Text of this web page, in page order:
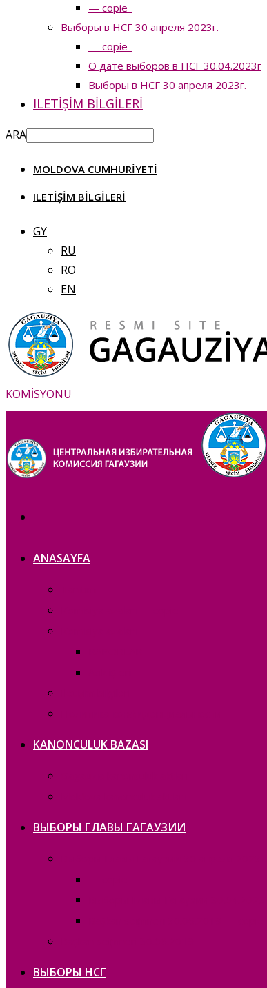
— copie_
Выборы в НСГ 30 апреля 2023г.
— copie_
О дате выборов в НСГ 30.04.2023г
Выборы в НСГ 30 апреля 2023г.
ILETIȘIM BILGILERI
ARA
MOLDOVA CUMHURIYETI
ILETIȘIM BILGILERI
GY
RU
RO
EN
KOMİSYONU
ANASAYFA
KANONCULUK BAZASI
ВЫБОРЫ ГЛАВЫ ГАГАУЗИИ
ВЫБОРЫ НСГ